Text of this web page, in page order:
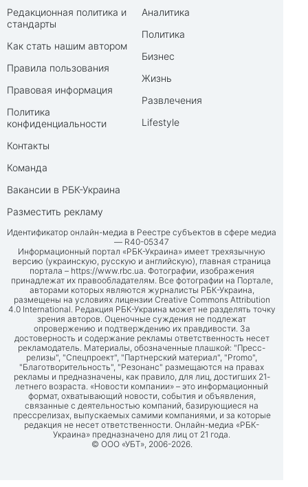
Редакционная политика и
стандарты
Как стать нашим автором
Правила пользования
Правовая информация
Политика
конфиденциальности
Контакты
Команда
Вакансии в РБК-Украина
Разместить рекламу
Аналитика
Политика
Бизнес
Жизнь
Развлечения
Lifestyle
Идентификатор онлайн-медиа в Реестре субъектов в сфере медиа
— R40-05347
Информационный портал «РБК-Украина» имеет трехязычную
версию (украинскую, русскую и английскую), главная страница
портала – https://www.rbc.ua. Фотографии, изображения
принадлежат их правообладателям. Все фотографии на Портале,
авторами которых являются журналисты РБК-Украина,
размещены на условиях лицензии Creative Commons Attribution
4.0 International. Редакция РБК-Украина может не разделять точку
зрения авторов. Оценочные суждения не подлежат
опровержению и подтверждению их правдивости. За
достоверность и содержание рекламы ответственность несет
рекламодатель. Материалы, обозначенные плашкой: "Пресс-
релизы", "Спецпроект", "Партнерский материал", "Promo",
"Благотворительность", "Резонанс" размещаются на правах
рекламы и предназначены, как правило, для лиц, достигших 21-
летнего возраста. «Новости компании» – это информационный
формат, охватывающий новости, события и объявления,
связанные с деятельностью компаний, базирующиеся на
прессрелизах, выпускаемых самими компаниями, и за которые
редакция не несет ответственности. Онлайн-медиа «РБК-
Украина» предназначено для лиц от 21 года.
© ООО «УБТ», 2006-2026.